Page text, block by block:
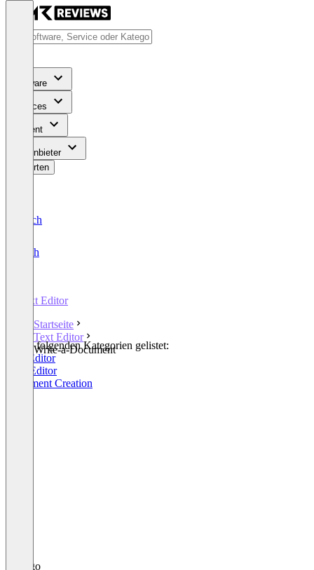
Software
Services
Content
Für Anbieter
Bewerten
Deutsch
English
Text Editor
Startseite
Text Editor
Write-a-Document
In den folgenden Kategorien gelistet:
Text Editor
PDF Editor
Document Creation